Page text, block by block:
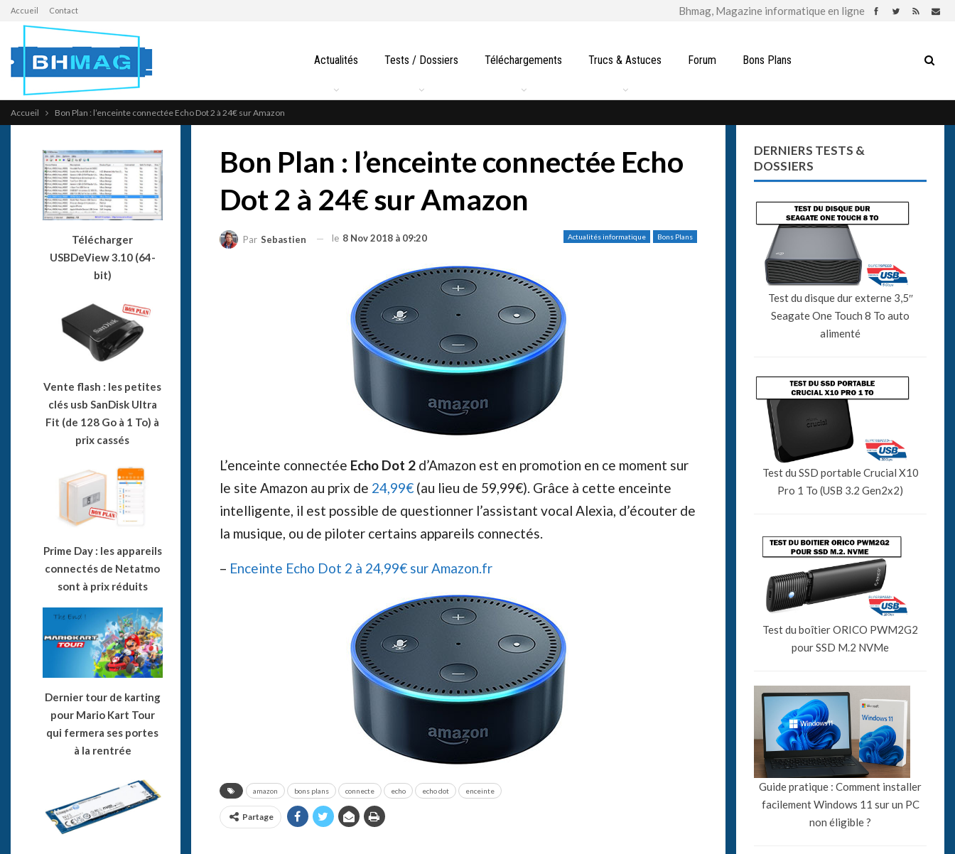
Accueil Contact
Actualités Tests / Dossiers Téléchargements Trucs & Astuces Forum Bons Plans
Accueil Bon Plan : l’enceinte connectée Echo Dot 2 à 24€ sur Amazon
Bon Plan : l’enceinte connectée Echo
Dot 2 à 24€ sur Amazon
Actualités informatique Bons Plans
Par Sebastien le 8 Nov 2018 à 09:20
L’enceinte connectée Echo Dot 2d’Amazon est en promotion en ce moment sur
le site Amazon au prix de 24,99€(au lieu de 59,99€). Grâce à cette enceinte
intelligente, il est possible de questionner l’assistant vocal Alexia, d’écouter de
la musique, ou de piloter certains appareils connectés.
– Enceinte Echo Dot 2 à 24,99€ sur Amazon.fr
amazon bons plans connecte echo echo dot enceinte
Partage
DERNIERS TESTS &
DOSSIERS
Test du disque dur externe 3,5″
Seagate One Touch 8 To auto
alimenté
Test du SSD portable Crucial X10
Pro 1 To (USB 3.2 Gen2x2)
Test du boîtier ORICO PWM2G2
pour SSD M.2 NVMe
Guide pratique : Comment installer
facilement Windows 11 sur un PC
non éligible ?
Télécharger
USBDeView 3.10 (64-
bit)
Vente flash : les petites
clés usb SanDisk Ultra
Fit (de 128 Go à 1 To) à
prix cassés
Prime Day : les appareils
connectés de Netatmo
sont à prix réduits
Dernier tour de karting
pour Mario Kart Tour
qui fermera ses portes
à la rentrée